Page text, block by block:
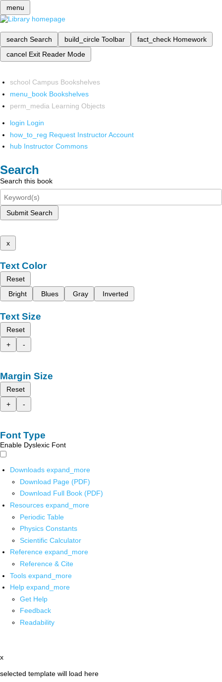
menu
search Search build_circle Toolbar fact_check Homework
cancel Exit Reader Mode
school Campus Bookshelves
menu_book Bookshelves
perm_media Learning Objects
login Login
how_to_reg Request Instructor Account
hub Instructor Commons
Search
Search this book
Submit Search
x
Text Color
Reset
Bright
Blues Gray Inverted
Text Size
Reset
+
-
Margin Size
Reset
+
-
Font Type
Enable Dyslexic Font
Downloads expand_more
Download Page (PDF)
Download Full Book (PDF)
Resources expand_more
Periodic Table
Physics Constants
Scientific Calculator
Reference expand_more
Reference & Cite
Tools expand_more
Help expand_more
Get Help
Feedback
Readability
x
selected template will load here